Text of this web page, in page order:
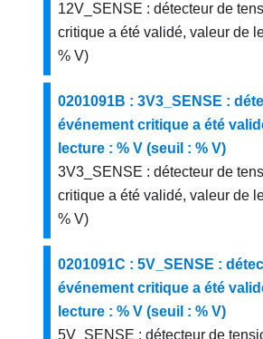
12V_SENSE : détecteur de
critique a été validé, valeur de
% V)
0201091B : 3V3_SENSE :
événement critique a été
lecture : % V (seuil : % V)
3V3_SENSE : détecteur de
critique a été validé, valeur de
% V)
0201091C : 5V_SENSE :
événement critique a été
lecture : % V (seuil : % V)
5V_SENSE : détecteur de